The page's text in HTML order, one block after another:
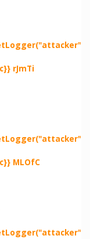
rJmTi
MLOfC